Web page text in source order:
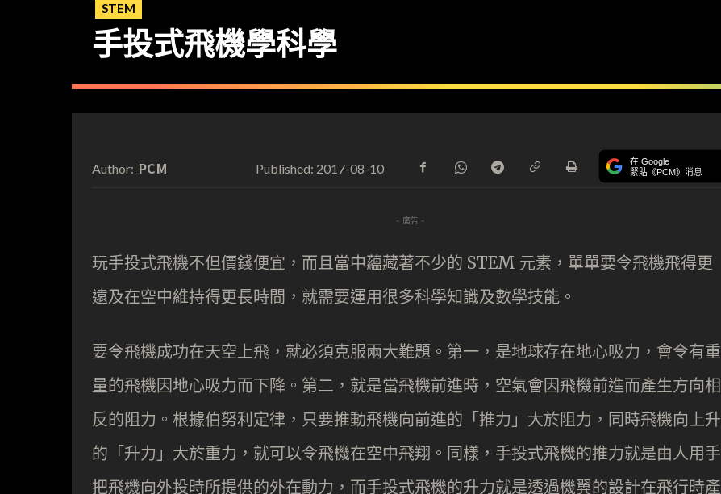
STEM
手投式飛機學科學
Author: PCM Published: 2017-08-10 在 Google
緊貼《PCM》消息
- 廣告 -
玩手投式飛機不但價錢便宜，而且當中蘊藏著不少的 STEM 元素，單單要令飛機飛得更
遠及在空中維持得更長時間，就需要運用很多科學知識及數學技能。
要令飛機成功在天空上飛，就必須克服兩大難題。第一，是地球存在地心吸力，會令有重
量的飛機因地心吸力而下降。第二，就是當飛機前進時，空氣會因飛機前進而產生方向相
反的阻力。根據伯努利定律，只要推動飛機向前進的「推力」大於阻力，同時飛機向上升
的「升力」大於重力，就可以令飛機在空中飛翔。同樣，手投式飛機的推力就是由人用手
把飛機向外投時所提供的外在動力，而手投式飛機的升力就是透過機翼的設計在飛行時產